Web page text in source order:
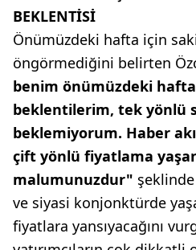
BEKLENTİSİ
Önümüzdeki hafta için
öngörmediğini belirten
benim önümüzdeki
beklentilerim, tek yönlü
beklemiyorum. Haber
çift yönlü fiyatlama
malumunuzdur"
ve siyasi konjonktürde
fiyatlara yansıyacağını